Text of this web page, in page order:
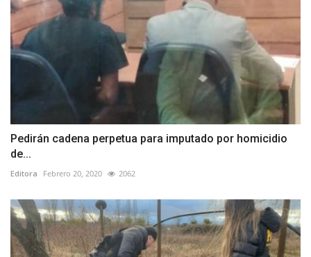
Pedirán cadena perpetua para imputado por homicidio
de...
Editora Febrero 20, 2020 2062